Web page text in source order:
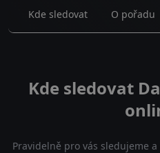
Kde sledovat O pořadu
Kde sledovat
Pravidelně pro vás sledujeme